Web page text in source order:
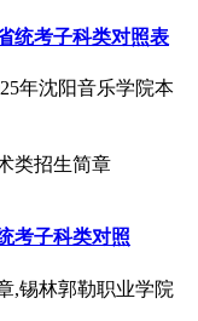
统考子科类对照表
年沈阳音乐学院本
类招生简章
考子科类对照
,锡林郭勒职业学院